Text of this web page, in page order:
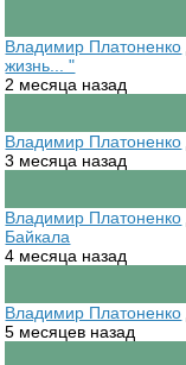
Владимир Платоненко
жизнь... "
2 месяца назад
Владимир Платоненко
3 месяца назад
Владимир Платоненко
Байкала
4 месяца назад
Владимир Платоненко
5 месяцев назад